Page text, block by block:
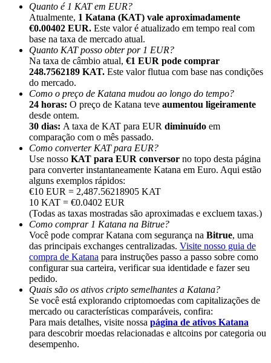
Indicação
Convide um amigo para receber recompensas em dinheiro
BTC Welcome Rewards
BTC Welcome Rewards
Deposit & Trade BTC to Share 25000 USDT prize pool!
Deposit CASHCAT & Win
Quanto é 1 KAT em EUR?
Atualmente, 1 Katana (KAT) vale aproximadamente
€0.00402 EUR. Este valor é atualizado em tempo real com
base na taxa de mercado atual.
Quanto KAT posso obter por 1 EUR?
Na taxa de câmbio atual, €1 EUR pode comprar
248.7562189 KAT. Este valor flutua com base nas condições
do mercado.
Como o preço de Katana mudou ao longo do tempo?
24 horas: O preço de Katana teve aumentou ligeiramente
desde ontem.
30 dias: A taxa de KAT para EUR diminuído em
comparação com o mês passado.
Como converter KAT para EUR?
Use nosso KAT para EUR conversor no topo desta página
para converter instantaneamente Katana em Euro. Aqui estão
alguns exemplos rápidos:
€10 EUR = 2,487.56218905 KAT
10 KAT = €0.0402 EUR
(Todas as taxas mostradas são aproximadas e excluem taxas.)
Como comprar 1 Katana na Bitrue?
Você pode comprar Katana com segurança na Bitrue, uma
das principais exchanges centralizadas. Visite nosso guia de
compra de Katana para instruções passo a passo sobre como
configurar sua carteira, verificar sua identidade e fazer seu
pedido.
Quais são os ativos cripto semelhantes a Katana?
Se você está explorando criptomoedas com capitalizações de
mercado ou características comparáveis, confira:
Para mais detalhes, visite nossa página de ativos Katana
para descobrir moedas relacionadas e altcoins por categoria ou
desempenho.